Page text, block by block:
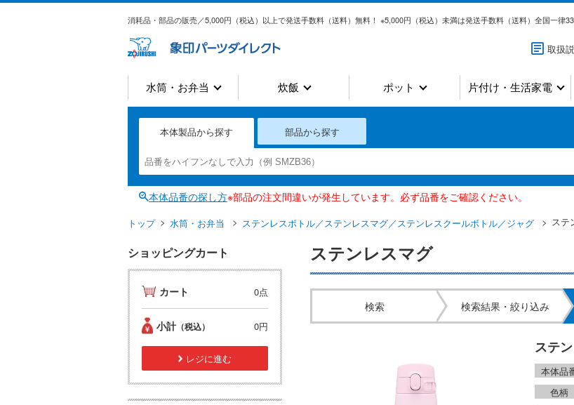
消耗品・部品の販売／5,000円（税込）以上で発送手数料（送料）無料！ ※5,000円（税込）未満は発送手数料（送料）全国一律
取扱
水筒・お弁当 炊飯 ポット 片付け・生活家電
本体製品から探す 部品から探す
本体品番の探し方※部品の注文間違いが発生しています。必ず品番をご確認ください。
トップ 水筒・お弁当 ステンレスボトル／ステンレスマグ／ステンレスクールボトル／ジャグ ステ
ステンレスマグ
検索 検索結果・絞り込み
ステ
本体品
色柄
ショッピングカート
カート 0点
小計 （税込） 0円
レジに進む